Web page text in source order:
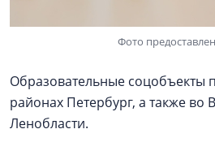
Фото
Образовательные соцобъекты
районах Петербург, а также
Ленобласти.